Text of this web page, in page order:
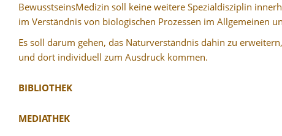
BewusstseinsMedizin soll keine weitere Spezialdisziplin
im Verständnis von biologischen Prozessen im Allgemeinen
Es soll darum gehen, das Naturverständnis dahin zu
und dort individuell zum Ausdruck kommen.
BIBLIOTHEK
MEDIATHEK